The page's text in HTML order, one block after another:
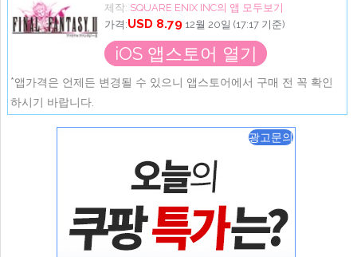
제작: SQUARE ENIX INC의 앱 모두보기
가격:USD 8.79 12월 20일 (17:17 기준)
iOS 앱스토어 열기
*앱가격은 언제든 변경될 수 있으니 앱스토어에서 구매 전 꼭 확인
하시기 바랍니다.
광고문의